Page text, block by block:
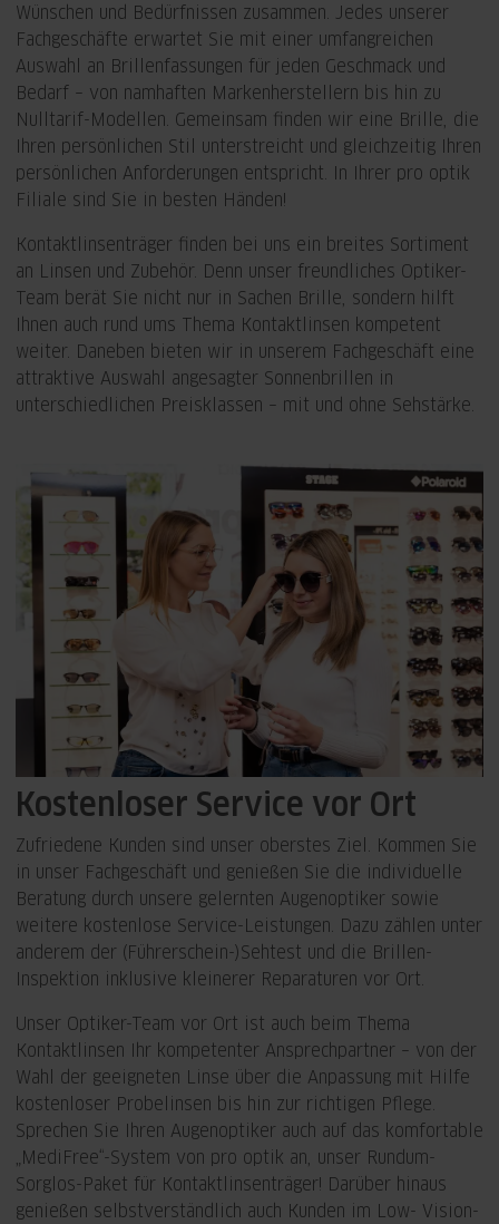
Wünschen und Bedürfnissen zusammen. Jedes unserer
Fachgeschäfte erwartet Sie mit einer umfangreichen
Auswahl an Brillenfassungen für jeden Geschmack und
Bedarf – von namhaften Markenherstellern bis hin zu
Nulltarif-Modellen. Gemeinsam finden wir eine Brille, die
Ihren persönlichen Stil unterstreicht und gleichzeitig Ihren
persönlichen Anforderungen entspricht. In Ihrer pro optik
Filiale sind Sie in besten Händen!
Kontaktlinsenträger finden bei uns ein breites Sortiment
an Linsen und Zubehör. Denn unser freundliches Optiker-
Team berät Sie nicht nur in Sachen Brille, sondern hilft
Ihnen auch rund ums Thema Kontaktlinsen kompetent
weiter. Daneben bieten wir in unserem Fachgeschäft eine
attraktive Auswahl angesagter Sonnenbrillen in
unterschiedlichen Preisklassen – mit und ohne Sehstärke.
Kostenloser Service vor Ort
Zufriedene Kunden sind unser oberstes Ziel. Kommen Sie
in unser Fachgeschäft und genießen Sie die individuelle
Beratung durch unsere gelernten Augenoptiker sowie
weitere kostenlose Service-Leistungen. Dazu zählen unter
anderem der (Führerschein-)Sehtest und die Brillen-
Inspektion inklusive kleinerer Reparaturen vor Ort.
Unser Optiker-Team vor Ort ist auch beim Thema
Kontaktlinsen Ihr kompetenter Ansprechpartner – von der
Wahl der geeigneten Linse über die Anpassung mit Hilfe
kostenloser Probelinsen bis hin zur richtigen Pflege.
Sprechen Sie Ihren Augenoptiker auch auf das komfortable
„MediFree“-System von pro optik an, unser Rundum-
Sorglos-Paket für Kontaktlinsenträger! Darüber hinaus
genießen selbstverständlich auch Kunden im Low- Vision-